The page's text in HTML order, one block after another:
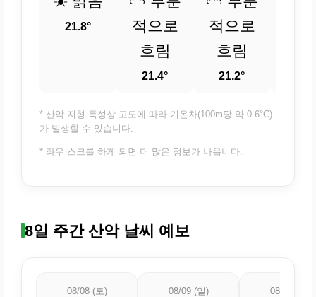
21.8°
적으로
흐림
21.4°
적으로
흐림
21.2°
* 산악 지형 특성상 고도에 따라 기온차(100m당 약 0.6°C)
가 발생할 수 있습니다.
* 좌우 스크롤 하게 되면 더 많은 정보가 나옵니다.
8일 주간 산악 날씨 예보
08/08 (토) 08/09 (일) 08/10 (월)